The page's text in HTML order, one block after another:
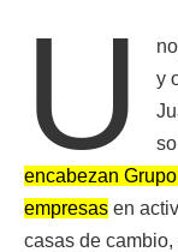
U
y
encabezan
empresas en
casas de